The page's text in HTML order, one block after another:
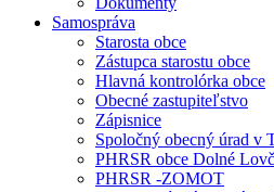
Samospráva
Starosta obce
Zástupca starostu obce
Hlavná kontrolórka obce
Obecné zastupiteľstvo
Zápisnice
Spoločný obecný úrad v
PHRSR obce Dolné
PHRSR -ZOMOT